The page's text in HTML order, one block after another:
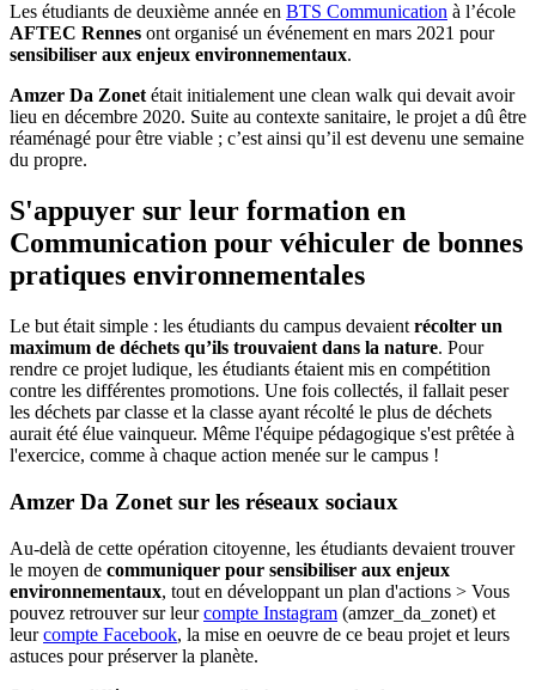
Les étudiants de deuxième année en BTS Communication à l’école
AFTEC Rennes ont organisé un événement en mars 2021 pour
sensibiliser aux enjeux environnementaux.
Amzer Da Zonetétait initialement une clean walk qui devait avoir
lieu en décembre 2020. Suite au contexte sanitaire, le projet a dû être
réaménagé pour être viable ; c’est ainsi qu’il est devenu une semaine
du propre.
S'appuyer sur leur formation en
Communication pour véhiculer de bonnes
pratiques environnementales
Le but était simple : les étudiants du campus devaient récolter un
maximum de déchets qu’ils trouvaient dans la nature. Pour
rendre ce projet ludique, les étudiants étaient mis en compétition
contre les différentes promotions. Une fois collectés, il fallait peser
les déchets par classe et la classe ayant récolté le plus de déchets
aurait été élue vainqueur. Même l'équipe pédagogique s'est prêtée à
l'exercice, comme à chaque action menée sur le campus !
Amzer Da Zonet sur les réseaux sociaux
Au-delà de cette opération citoyenne, les étudiants devaient trouver
le moyen de communiquer pour sensibiliser aux enjeux
environnementaux, tout en développant un plan d'actions > Vous
pouvez retrouver sur leurcompte Instagram (amzer_da_zonet) et
leurcompte Facebook, la mise en oeuvre de ce beau projet et leurs
astuces pour préserver la planète.